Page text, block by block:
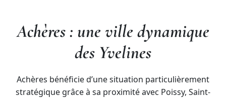
Achères : une ville dynamique
des Yvelines
Achères bénéficie d’une situation particulièrement
stratégique grâce à sa proximité avec Poissy, Saint-